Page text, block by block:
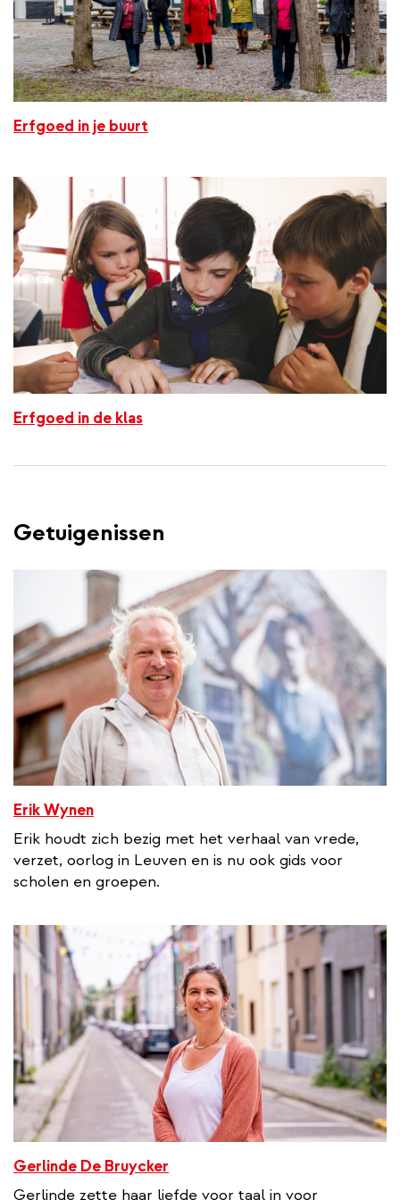
Erfgoed in je buurt
Erfgoed in de klas
Getuigenissen
Erik Wynen
Erik houdt zich bezig met het verhaal van vrede,
verzet, oorlog in Leuven en is nu ook gids voor
scholen en groepen.
Gerlinde De Bruycker
Gerlinde zette haar liefde voor taal in voor